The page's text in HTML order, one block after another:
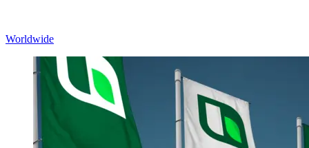
Worldwide